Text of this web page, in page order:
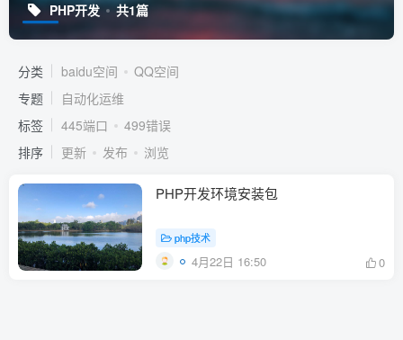
PHP开发 共1篇
分类 baidu空间
QQ空间
专题
自动化运维
标签
445端口
499错误
排序
更新 发布 浏览
PHP开发环境安装包
php技术
4月22日 16:50 0